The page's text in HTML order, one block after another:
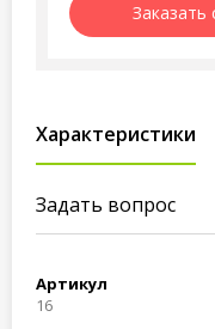
Заказать
Характеристики
Задать вопрос
Артикул
16